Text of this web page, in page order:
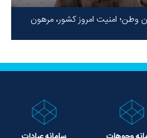
وطن؛ امنیت امروز کشور، مرهون